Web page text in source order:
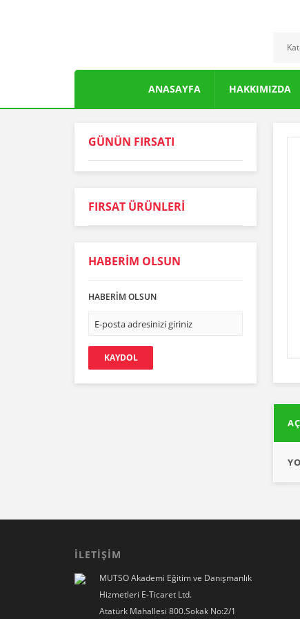
ANASAYFA HAKKIMIZDA
GÜNÜN FIRSATI
220,00 TL
Sepete Ekle
FIRSAT ÜRÜNLERİ
NARLIFE Nardanesi Nar Ekşisi
330,00 TL
HABERİM OLSUN
HABERİM OLSUN
KAYDOL
İLETİŞİM
MUTSO Akademi Eğitim ve Danışmanlık
Hizmetleri E-Ticaret Ltd.
Atatürk Mahallesi 800.Sokak No:2/1